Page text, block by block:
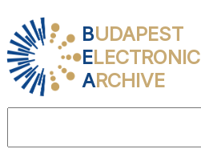
BUDAPEST
ELECTRONIC
ARCHIVE